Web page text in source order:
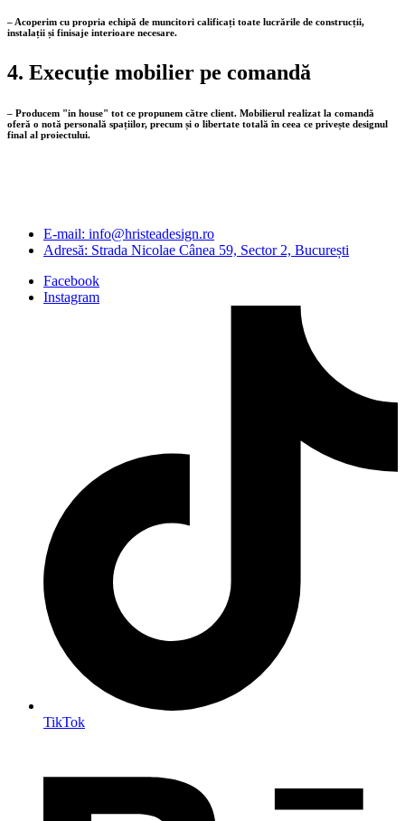
– Acoperim cu propria echipă de muncitori calificați toate lucrările de construcții,
instalații și finisaje interioare necesare.
4. Execuție mobilier pe comandă
– Producem "in house" tot ce propunem către client. Mobilierul realizat la comandă
oferă o notă personală spațiilor, precum și o libertate totală în ceea ce privește designul
final al proiectului.
E-mail: info@hristeadesign.ro
Adresă: Strada Nicolae Cânea 59, Sector 2, București
Facebook
Instagram
TikTok